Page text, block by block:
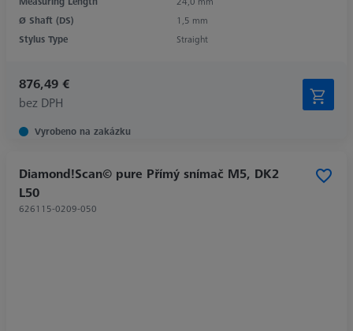
Ø Shaft (DS)
1,5 mm
Stylus Type
Straight
876,49 €
bez DPH
Vyrobeno na zakázku
Diamond!Scan© pure Přímý snímač M5, DK2
L50
626115-0209-050